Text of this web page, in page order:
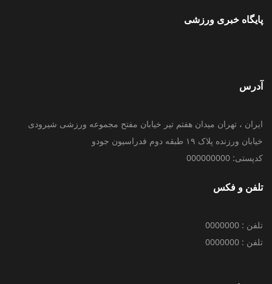
پایگاه خبری ورزشی
آدرس
ایران ، تهران میدان هفتم تیر خیابان مفتح مجموعه ورزشی شیرودی
خیابان ورزنده پلاک ۱۹ طبقه دوم فدراسیون جودو
کدپستی: 000000000
تلفن و فکس
تلفن : 0000000
تلفن : 0000000